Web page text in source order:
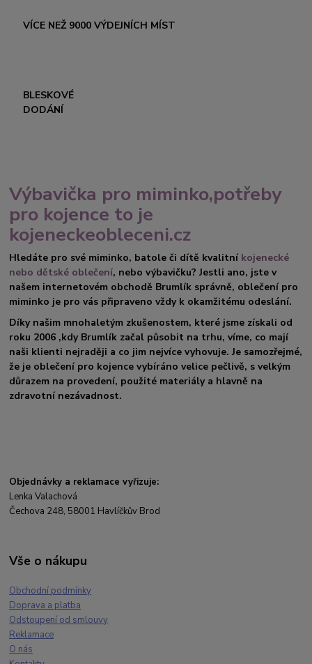
VÍCE NEŽ 9000 VÝDEJNÍCH MÍST
BLESKOVÉ
DODÁNÍ
Výbavička pro miminko,potřeby
pro kojence to je
kojeneckeobleceni.cz
Hledáte pro své miminko, batole či dítě kvalitní kojenecké
nebo dětské oblečení, nebo výbavičku? Jestli ano, jste v
našem internetovém obchodě Brumlík správně, oblečení pro
miminko je pro vás připraveno vždy k okamžitému odeslání.
Díky našim mnohaletým zkušenostem, které jsme získali od
roku 2006 ,kdy Brumlík začal působit na trhu, víme, co mají
naši klienti nejraději a co jim nejvíce vyhovuje. Je samozřejmé,
že je oblečení pro kojence vybíráno velice pečlivě, s velkým
důrazem na provedení, použité materiály a hlavně na
zdravotní nezávadnost.
Objednávky a reklamace vyřizuje:
Lenka Valachová
Čechova 248, 58001 Havlíčkův Brod
Vše o nákupu
Obchodní podmínky
Doprava a platba
Odstoupení od smlouvy
Reklamace
O nás